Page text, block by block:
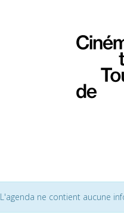
L'agenda ne contient aucune